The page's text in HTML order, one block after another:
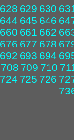
628 629 630
644 645 646
660 661 662
676 677 678
692 693 694
708 709 710
724 725 726